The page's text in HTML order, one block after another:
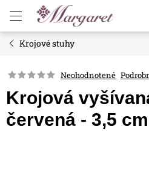
obsah
Krojové stuhy
Neohodnotené
Krojová
červená - 3,5 cm